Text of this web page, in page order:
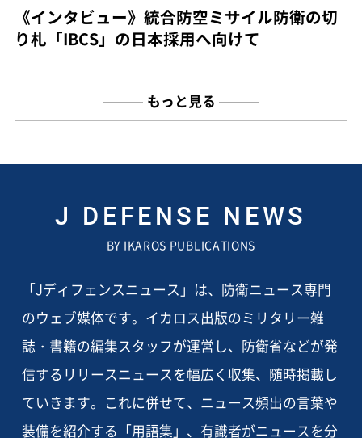
《インタビュー》統合防空ミサイル防衛の切
り札「IBCS」の日本採用へ向けて
もっと見る
J DEFENSE NEWS
BY IKAROS PUBLICATIONS
「Jディフェンスニュース」は、防衛ニュース専門
のウェブ媒体です。イカロス出版のミリタリー雑
誌・書籍の編集スタッフが運営し、防衛省などが発
信するリリースニュースを幅広く収集、随時掲載し
ていきます。これに併せて、ニュース頻出の言葉や
装備を紹介する「用語集」、有識者がニュースを分